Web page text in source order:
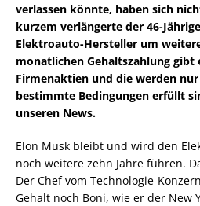
verlassen könnte, haben sich
kurzem verlängerte der 46-
Elektroauto-Hersteller um
monatlichen Gehaltszahlung gibt
Firmenaktien und die werden
bestimmte Bedingungen erfüllt
unseren News.
Elon Musk bleibt und wird den
noch weitere zehn Jahre führen.
Der Chef vom Technologie-
Gehalt noch Boni, wie er der New